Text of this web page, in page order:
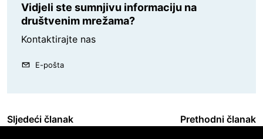
Vidjeli ste sumnjivu informaciju na
društvenim mrežama?
Kontaktirajte nas
E-pošta
Sljedeći članak Prethodni članak